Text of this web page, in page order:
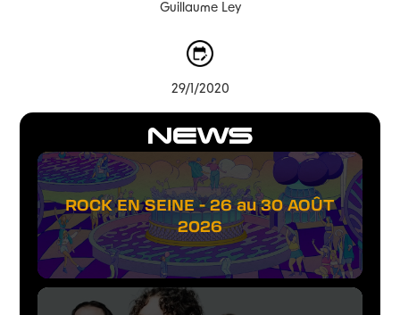
NEWS
ROCK EN SEINE - 26 au 30 AOÛT
2026
Guillaume Ley
29/1/2020